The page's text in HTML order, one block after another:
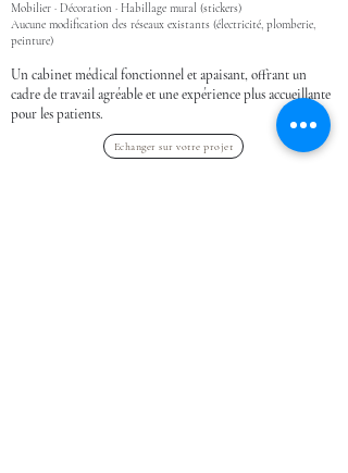
Mobilier · Décoration · Habillage mural (stickers)
Aucune modification des réseaux existants (électricité, plomberie,
peinture)
Un cabinet médical fonctionnel et apaisant, offrant un
cadre de travail agréable et une expérience plus accueillante
pour les patients.
Echanger sur votre projet